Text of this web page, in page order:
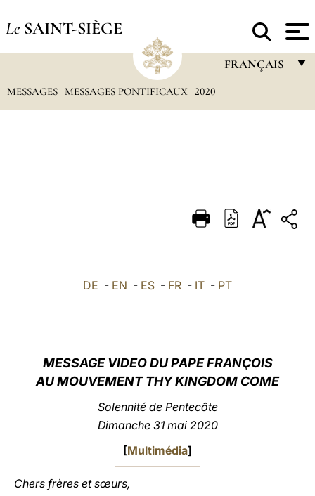
Le SAINT-SIÈGE
FRANÇAIS
DEUTSCH
العربيّة
MESSAGES MESSAGES PONTIFICAUX 2020
DE - EN - ES - FR - IT - PT
MESSAGE VIDEO DU PAPE FRANÇOIS
AU MOUVEMENTTHY KINGDOM COME
Solennité de Pentecôte
Dimanche 31 mai 2020
[Multimédia]
Chers frères et sœurs,